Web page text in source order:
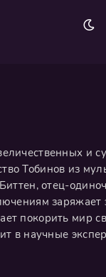
и
Тобинов из
отец-
заряжает
покорить мир
в научные